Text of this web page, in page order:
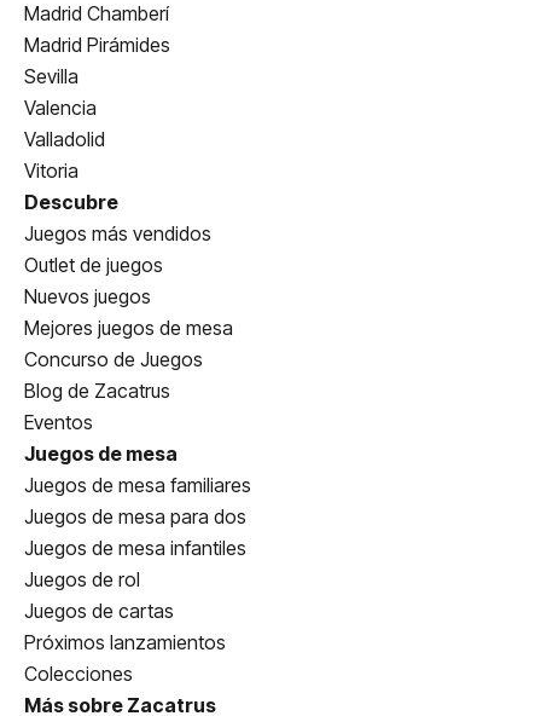
Madrid Chamberí
Madrid Pirámides
Sevilla
Valencia
Valladolid
Vitoria
Descubre
Juegos más vendidos
Outlet de juegos
Nuevos juegos
Mejores juegos de mesa
Concurso de Juegos
Blog de Zacatrus
Eventos
Juegos de mesa
Juegos de mesa familiares
Juegos de mesa para dos
Juegos de mesa infantiles
Juegos de rol
Juegos de cartas
Próximos lanzamientos
Colecciones
Más sobre Zacatrus